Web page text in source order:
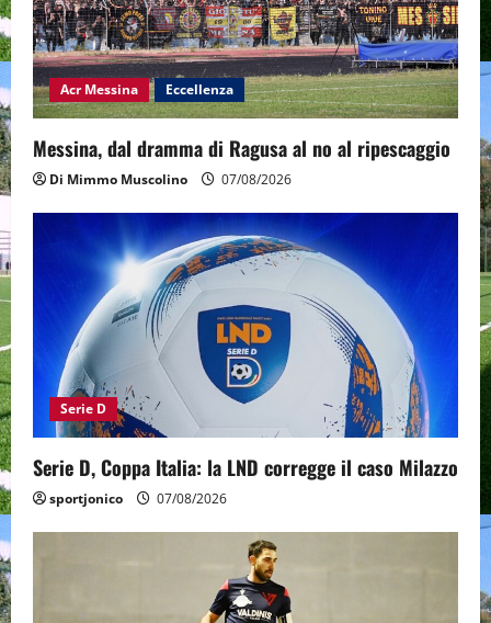
Acr Messina Eccellenza
Messina, dal dramma di Ragusa al no al ripescaggio
Di Mimmo Muscolino 07/08/2026
Serie D
Serie D, Coppa Italia: la LND corregge il caso Milazzo
sportjonico 07/08/2026